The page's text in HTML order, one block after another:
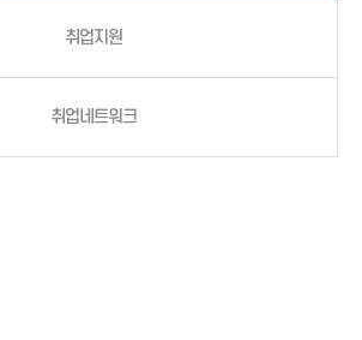
취업지원
취업네트워크